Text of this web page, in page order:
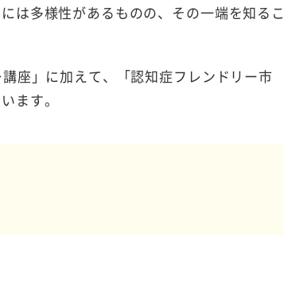
は多様性があるものの、その一端を知るこ
座」に加えて、「認知症フレンドリー市
ます。